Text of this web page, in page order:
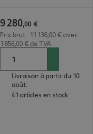
9280,00 €
Prix brut : 11 136,00 € avec
1 856,00 € de TVA
Livraison à partir du 10.
août.
41 articles en stock.